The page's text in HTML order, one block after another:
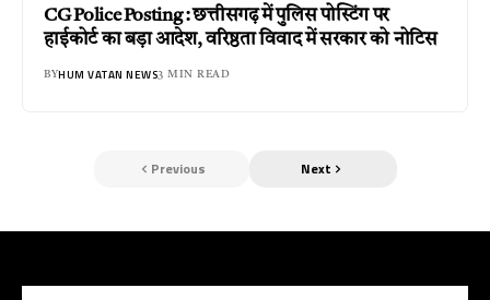
CG Police Posting : छत्तीसगढ़ में पुलिस पोस्टिंग पर
हाईकोर्ट का बड़ा आदेश, वरिष्ठता विवाद में सरकार को नोटिस
BYHUM VATAN NEWS3 MIN READ
Previous Next